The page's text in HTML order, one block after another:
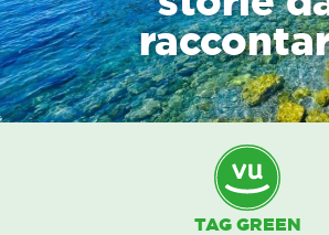
TAG GREEN